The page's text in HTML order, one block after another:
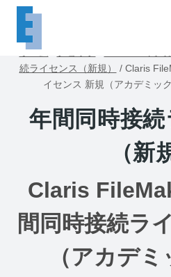
ホーム
続ライセンス（新規）
/ Claris
イセンス 新規（アカデミッ
年間同時接
（新
Claris
間同時接続ラ
（アカデ